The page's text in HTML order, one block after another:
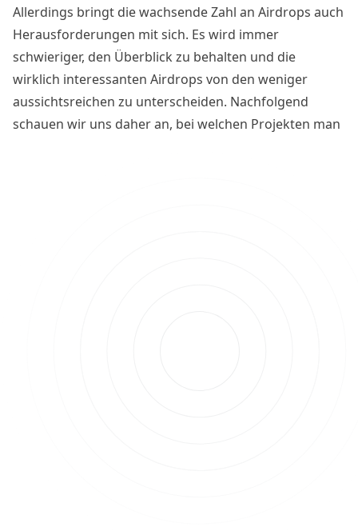
Allerdings bringt die wachsende Zahl an Airdrops auch
Herausforderungen mit sich. Es wird immer
schwieriger, den Überblick zu behalten und die
wirklich interessanten Airdrops von den weniger
aussichtsreichen zu unterscheiden. Nachfolgend
schauen wir uns daher an, bei welchen Projekten man